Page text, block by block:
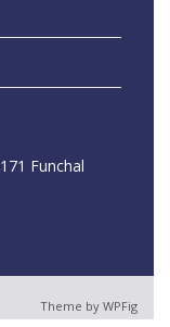
Funchal
Theme by WPFig